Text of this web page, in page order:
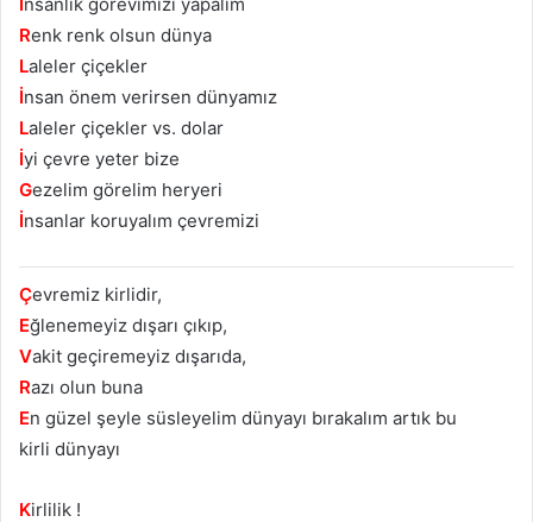
Renk renk olsun dünya
Laleler çiçekler
İnsan önem verirsen dünyamız
Laleler çiçekler vs. dolar
İyi çevre yeter bize
Gezelim görelim heryeri
İnsanlar koruyalım çevremizi
Çevremiz kirlidir,
Eğlenemeyiz dışarı çıkıp,
Vakit geçiremeyiz dışarıda,
Razı olun buna
En güzel şeyle süsleyelim dünyayı bırakalım artık bu
kirli dünyayı
Kirlilik !